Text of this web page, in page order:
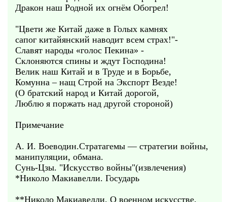
Дракон наш Родной их огнём Обогрел!
"Цвети же Китай даже в Голых камнях
сапог китайянский наводит всем страх!"-
Славят народы «голос Пекина» -
Склоняются спины и ждут Господина!
Велик наш Китай и в Труде и в Борьбе,
Комунна – нащ Строй на Экспорт Везде!
(О братский народ и Китай дорогой,
Люблю я поржать над другой стороной)
Примечание
А. И. Воеводин.Стратагемы — стратегии войны,
манипуляции, обмана.
Сунь-Цзы. "Искусство войны"(извлечения)
*Николо Макиавелли. Государь
**Николо Макиавелли. О военном искусстве.